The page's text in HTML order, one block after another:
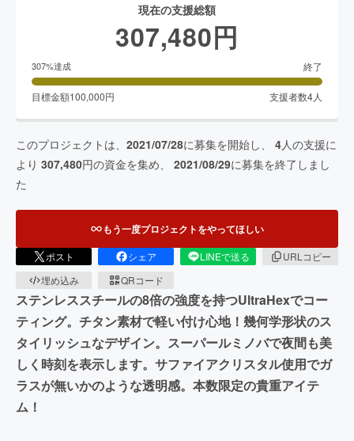
現在の支援総額
307,480円
307%達成 終了
目標金額100,000円 支援者数4人
このプロジェクトは、 2021/07/28に募集を開始し、 4人の支援に
より 307,480円の資金を集め、 2021/08/29に募集を終了しまし
た
もう一度プロジェクトをやってほしい
ポスト シェア LINEで送る
URLコピー
埋め込み
QRコード
ステンレススチールの8倍の強度を持つUltraHexでコー
ティング。チタン素材で軽い付け心地！幾何学形状のス
タイリッシュなデザイン。スーパールミノバで夜間も美
しく時刻を表示します。サファイアクリスタル使用でガ
ラスが無いかのような透明感。本数限定の貴重アイテ
ム！